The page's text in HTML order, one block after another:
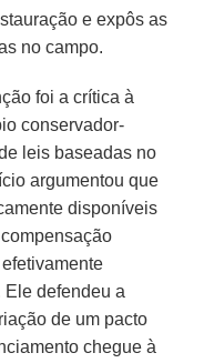
e expôs as
no campo.
foi a crítica à
conservador-
leis baseadas no
argumentou que
disponíveis
Ele defendeu a
de um pacto
chegue à